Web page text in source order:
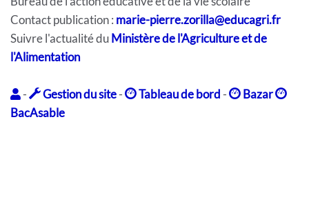
Contact publication : marie-pierre.zorilla@educagri.fr
Suivre l'actualité duMinistère de l'Agriculture et de
l'Alimentation
- Gestion du site- Tableau de bord-
Bazar
BacAsable